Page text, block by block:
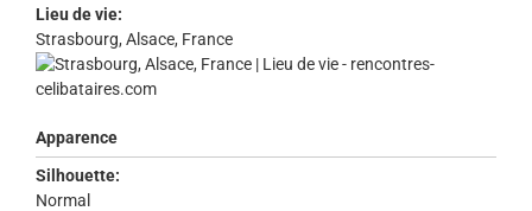
Lieu de vie:
Strasbourg, Alsace, France
Apparence
Silhouette:
Normal